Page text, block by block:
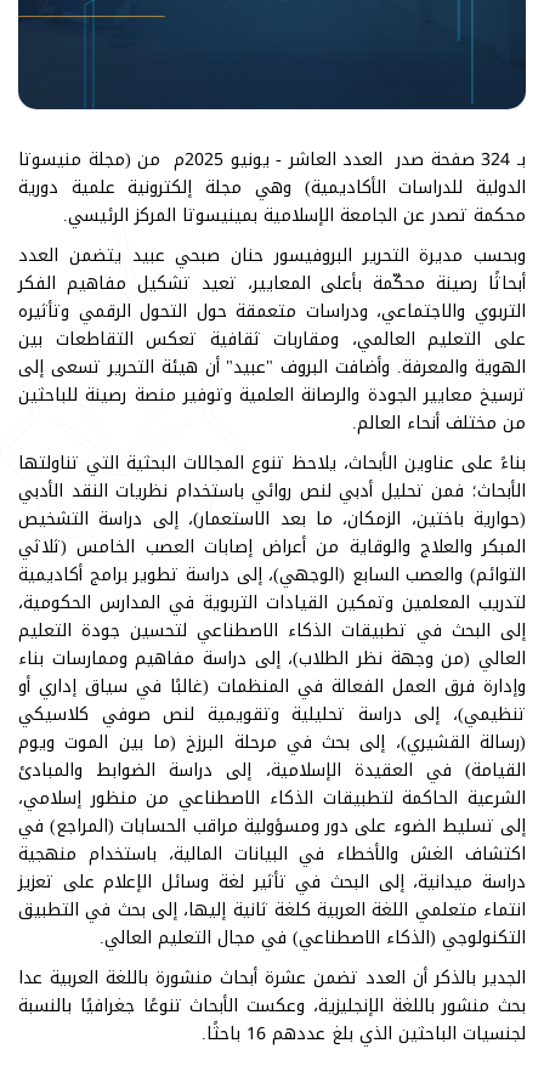
بـ 324 صفحة صدر العدد العاشر - يونيو 2025م من (مجلة منيسوتا
الدولية للدراسات الأكاديمية) وهي مجلة إلكترونية علمية دورية
محكمة تصدر عن الجامعة الإسلامية بمينيسوتا المركز الرئيسي.
وبحسب مديرة التحرير البروفيسور حنان صبحي عبيد يتضمن العدد
أبحاثًا رصينة محكّمة بأعلى المعايير، تعيد تشكيل مفاهيم الفكر
التربوي والاجتماعي، ودراسات متعمقة حول التحول الرقمي وتأثيره
على التعليم العالمي، ومقاربات ثقافية تعكس التقاطعات بين
الهوية والمعرفة. وأضافت البروف "عبيد" أن هيئة التحرير تسعى إلى
ترسيخ معايير الجودة والرصانة العلمية وتوفير منصة رصينة للباحثين
من مختلف أنحاء العالم.
بناءً على عناوين الأبحاث، يلاحظ تنوع المجالات البحثية التي تناولتها
الأبحاث؛ فمن تحليل أدبي لنص روائي باستخدام نظريات النقد الأدبي
(حوارية باختين، الزمكان، ما بعد الاستعمار)، إلى دراسة التشخيص
المبكر والعلاج والوقاية من أعراض إصابات العصب الخامس (ثلاثي
التوائم) والعصب السابع (الوجهي)، إلى دراسة تطوير برامج أكاديمية
لتدريب المعلمين وتمكين القيادات التربوية في المدارس الحكومية،
إلى البحث في تطبيقات الذكاء الاصطناعي لتحسين جودة التعليم
العالي (من وجهة نظر الطلاب)، إلى دراسة مفاهيم وممارسات بناء
وإدارة فرق العمل الفعالة في المنظمات (غالبًا في سياق إداري أو
تنظيمي)، إلى دراسة تحليلية وتقويمية لنص صوفي كلاسيكي
(رسالة القشيري)، إلى بحث في مرحلة البرزخ (ما بين الموت ويوم
القيامة) في العقيدة الإسلامية، إلى دراسة الضوابط والمبادئ
الشرعية الحاكمة لتطبيقات الذكاء الاصطناعي من منظور إسلامي،
إلى تسليط الضوء على دور ومسؤولية مراقب الحسابات (المراجع) في
اكتشاف الغش والأخطاء في البيانات المالية، باستخدام منهجية
دراسة ميدانية، إلى البحث في تأثير لغة وسائل الإعلام على تعزيز
انتماء متعلمي اللغة العربية كلغة ثانية إليها، إلى بحث في التطبيق
التكنولوجي (الذكاء الاصطناعي) في مجال التعليم العالي.
الجدير بالذكر أن العدد تضمن عشرة أبحاث منشورة باللغة العربية عدا
بحث منشور باللغة الإنجليزية، وعكست الأبحاث تنوعًا جغرافيًا بالنسبة
لجنسيات الباحثين الذي بلغ عددهم 16 باحثًا.